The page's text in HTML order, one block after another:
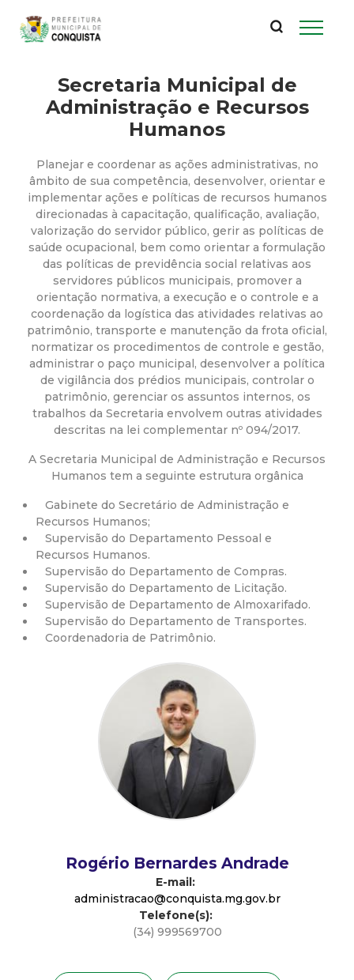
conteúdo
principal
P
e
e
i
t
u
r
a
M
n
i
c
p
Secretaria Municipal de
Administração e Recursos
Humanos
Planejar e coordenar as ações administrativas, no
âmbito de sua competência, desenvolver, orientar e
implementar ações e políticas de recursos humanos
direcionadas à capacitação, qualificação, avaliação,
valorização do servidor público, gerir as políticas de
saúde ocupacional, bem como orientar a formulação
das políticas de previdência social relativas aos
servidores públicos municipais, promover a
orientação normativa, a execução e o controle e a
coordenação da logística das atividades relativas ao
patrimônio, transporte e manutenção da frota oficial,
normatizar os procedimentos de controle e gestão,
administrar o paço municipal, desenvolver a política
de vigilância dos prédios municipais, controlar o
patrimônio, gerenciar os assuntos internos, os
trabalhos da Secretaria envolvem outras atividades
descritas na lei complementar nº 094/2017.
A Secretaria Municipal de Administração e Recursos
Humanos tem a seguinte estrutura orgânica
Gabinete do Secretário de Administração e
Recursos Humanos;
Supervisão do Departamento Pessoal e
Recursos Humanos.
Supervisão do Departamento de Compras.
Supervisão do Departamento de Licitação.
Supervisão de Departamento de Almoxarifado.
Supervisão do Departamento de Transportes.
Coordenadoria de Patrimônio.
Rogério Bernardes Andrade
E-mail:
administracao@conquista.mg.gov.br
Telefone(s):
(34) 999569700